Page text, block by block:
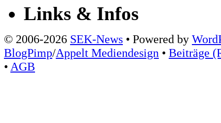
Links & Infos
© 2006-2026 SEK-News • Powered by
BlogPimp/Appelt Mediendesign • Beiträge
• AGB